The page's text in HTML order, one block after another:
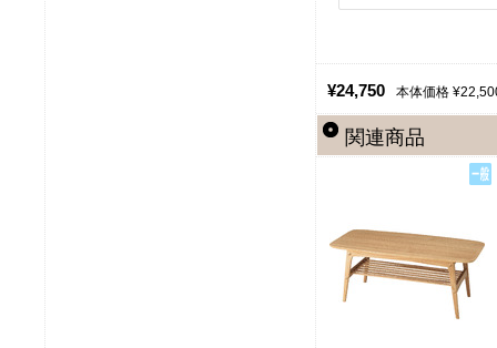
¥24,750 本体価格
関連商品